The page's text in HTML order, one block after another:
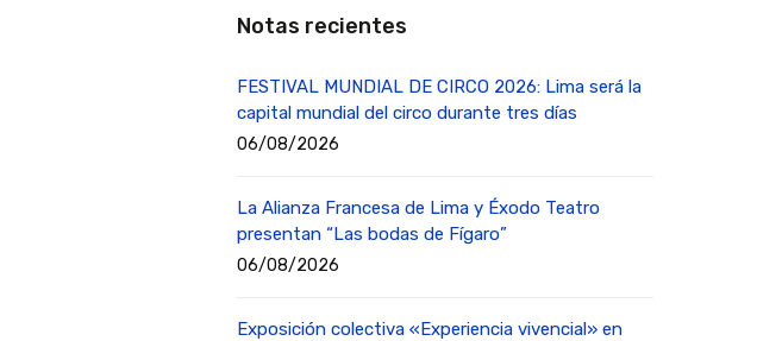
Notas recientes
FESTIVAL MUNDIAL DE CIRCO 2026: Lima será la
capital mundial del circo durante tres días
06/08/2026
La Alianza Francesa de Lima y Éxodo Teatro
presentan “Las bodas de Fígaro”
06/08/2026
Exposición colectiva «Experiencia vivencial» en